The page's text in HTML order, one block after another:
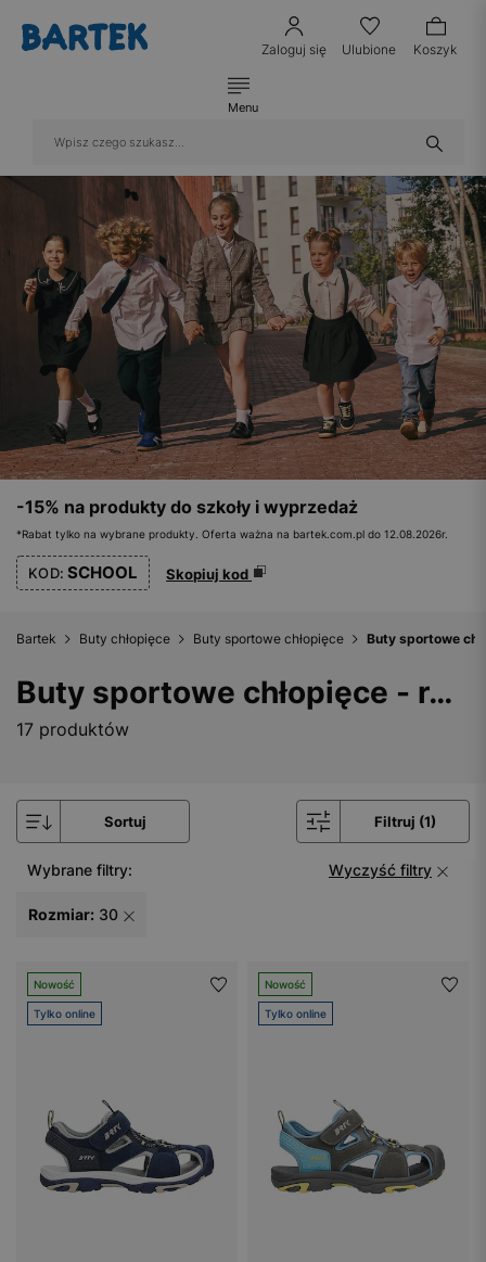
Zaloguj się Ulubione Koszyk
Menu
-15% na produkty do szkoły i wyprzedaż
*Rabat tylko na wybrane produkty. Oferta ważna na bartek.com.pl do 12.08.2026r.
KOD: SCHOOL Skopiuj kod
Bartek Buty chłopięce Buty sportowe chłopięce Buty sportowe
Buty sportowe chłopięce - rozmiar 30
17 produktów
Sortuj Filtruj (1)
Wybrane filtry: Wyczyść filtry
Rozmiar: 30
Nowość
Tylko online
Nowość
Tylko online